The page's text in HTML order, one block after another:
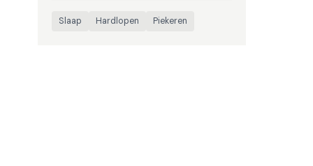
Slaap Hardlopen Piekeren